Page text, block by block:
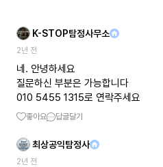
K-STOP탐정사무소
2년 전
네. 안녕하세요
질문하신 부분은 가능합니다
010 5455 1315로 연락주세요
좋아요 답글달기
최상공익탐정사
2년 전